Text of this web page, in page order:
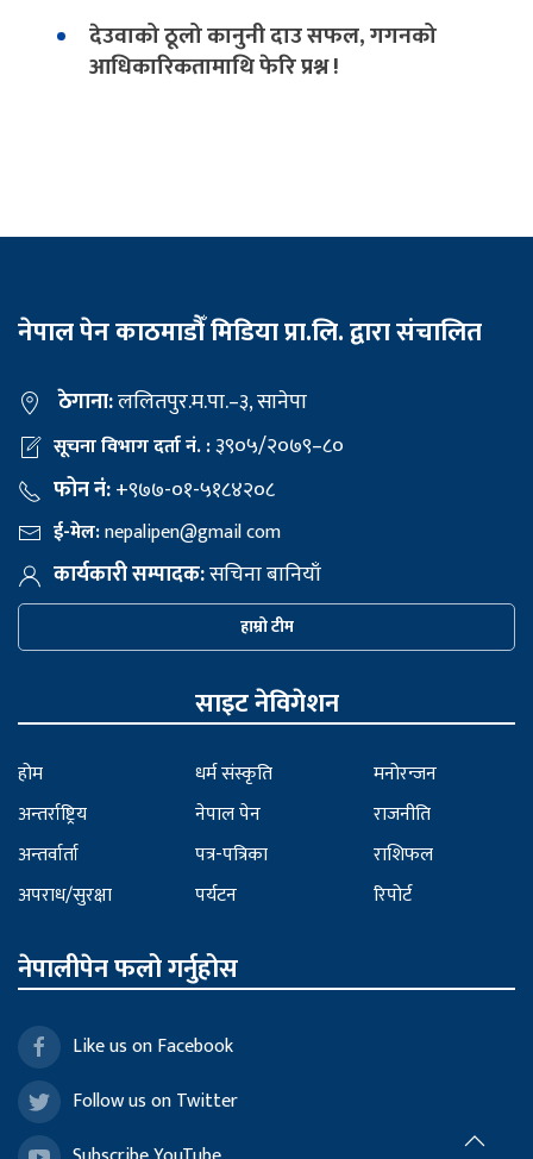
देउवाको ठूलो कानुनी दाउ सफल, गगनको
आधिकारिकतामाथि फेरि प्रश्न !
नेपाल पेन काठमाडौँ मिडिया प्रा.लि. द्वारा संचालित
ठेगाना:ललितपुर.म.पा.–३, सानेपा
सूचना विभाग दर्ता नं. :३९०५/२०७९–८०
फोन नं:+९७७-०१-५१८४२०८
ई-मेल:nepalipen@gmail com
कार्यकारी सम्पादक:सचिना बानियाँ
हाम्रो टीम
साइट नेविगेशन
होम
अन्तर्राष्ट्रिय
अन्तर्वार्ता
अपराध/सुरक्षा
धर्म संस्कृति
नेपाल पेन
पत्र-पत्रिका
पर्यटन
मनोरन्जन
राजनीति
राशिफल
रिपोर्ट
नेपालीपेन फलो गर्नुहोस
Like us on Facebook
Follow us on Twitter